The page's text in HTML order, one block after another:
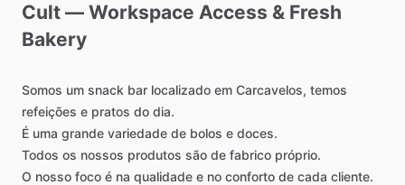
Cult — Workspace Access & Fresh
Bakery
Somos um snack bar localizado em Carcavelos, temos
refeições e pratos do dia.
É uma grande variedade de bolos e doces.
Todos os nossos produtos são de fabrico próprio.
O nosso foco é na qualidade e no conforto de cada cliente.